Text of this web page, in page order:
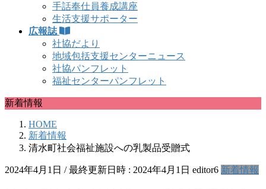
手話奉仕員養成講座
生活支援サポーター
広報誌
社協だより
地域包括支援センターニュース
社協パンフレット
福祉センターパンフレット
新着情報
HOME
新着情報
清水町社会福祉施設への乳製品受贈式
2024年4月1日 / 最終更新日時 : 2024年4月1日 editor6 新着情報